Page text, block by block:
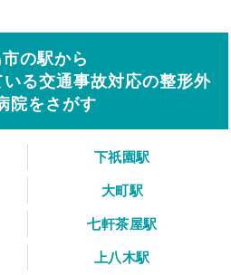
の駅から
る交通事故対応の整形外
院をさがす
下祇園駅
大町駅
七軒茶屋駅
上八木駅